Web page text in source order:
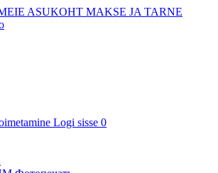
ASUKOHT MAKSE JA TARNE
Logi sisse 0